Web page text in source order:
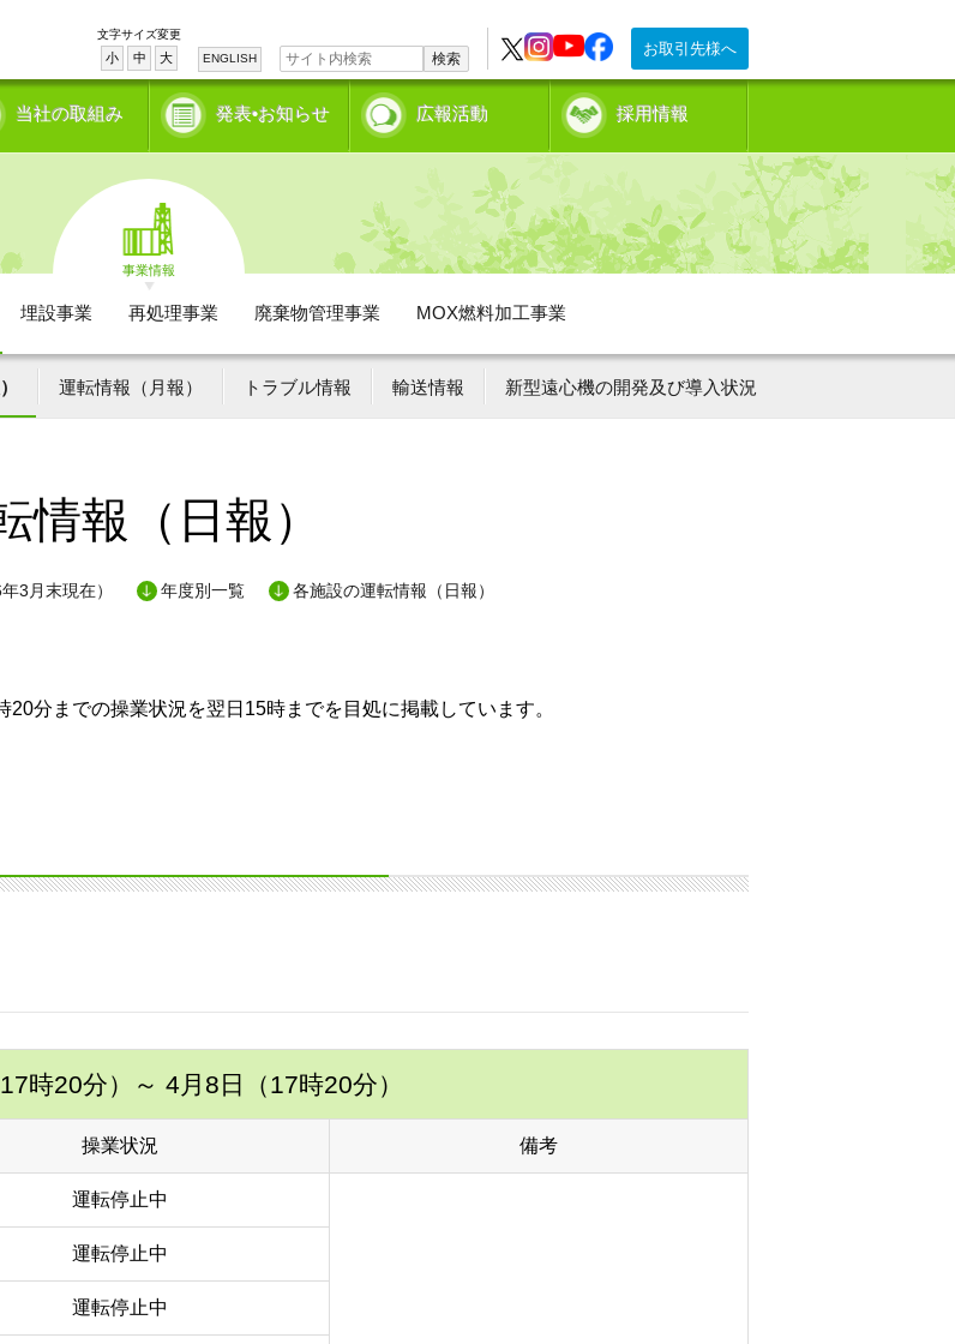
お取引先様へ
検索
文字サイズ変更
小 中 大 ENGLISH
当社の取組み 発表•お知らせ 広報活動 採用情報
事業情報
埋設事業 再処理事業 廃棄物管理事業 MOX燃料加工事業
運転情報（月報） トラブル情報 輸送情報 新型遠心機の開発及び導入状況
情報（日報）
3月末現在） 年度別一覧 各施設の運転情報（日報）
分までの操業状況を翌日15時までを目処に掲載しています。
時20分） ～ 4月8日（17時20分）
操業状況 備考
運転停止中
運転停止中
運転停止中